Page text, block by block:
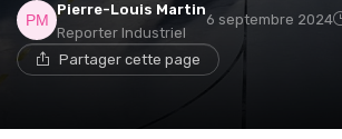
Pierre-Louis Martin
Reporter Industriel
6 septembre 2024
Partager cette page